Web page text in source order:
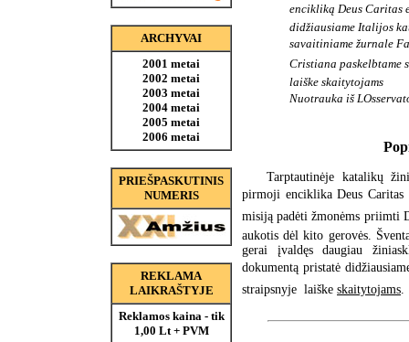
ARCHYVAI
2001 metai
2002 metai
2003 metai
2004 metai
2005 metai
2006 metai
PRIEŠPASKUTINIS
NUMERIS
REKLAMA
LAIKRAŠTYJE
Reklamos kaina - tik
1,00 Lt + PVM
encikliką Deus Caritas
didžiausiame Italijos
savaitiniame žurnale
Cristiana paskelbtame
laiške skaitytojams
Nuotrauka iš
Tarptautinėje katalikų
pirmoji enciklika Deus Caritas
misiją padėti žmonėms priimti
aukotis dėl kito gerovės.
gerai įvaldęs daugiau
dokumentą pristatė
straipsnyje  laiške skaitytojams